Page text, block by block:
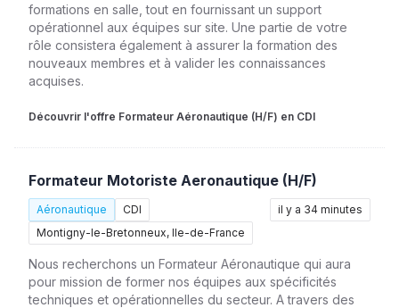
formations en salle, tout en fournissant un support
opérationnel aux équipes sur site. Une partie de votre
rôle consistera également à assurer la formation des
nouveaux membres et à valider les connaissances
acquises.
Découvrir l'offre Formateur Aéronautique (H/F) en CDI
Formateur Motoriste Aeronautique (H/F)
Aéronautique
CDI
Montigny-le-Bretonneux, Ile-de-France
il y a 34 minutes
Nous recherchons un Formateur Aéronautique qui aura
pour mission de former nos équipes aux spécificités
techniques et opérationnelles du secteur. A travers des